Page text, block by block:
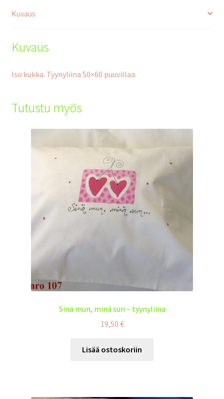
Kuvaus
Kuvaus
Iso kukka. Tyynyliina 50×60 puuvillaa.
Tutustu myös
Sinä mun, minä sun – tyynyliina
19,50 €
Lisää ostoskoriin